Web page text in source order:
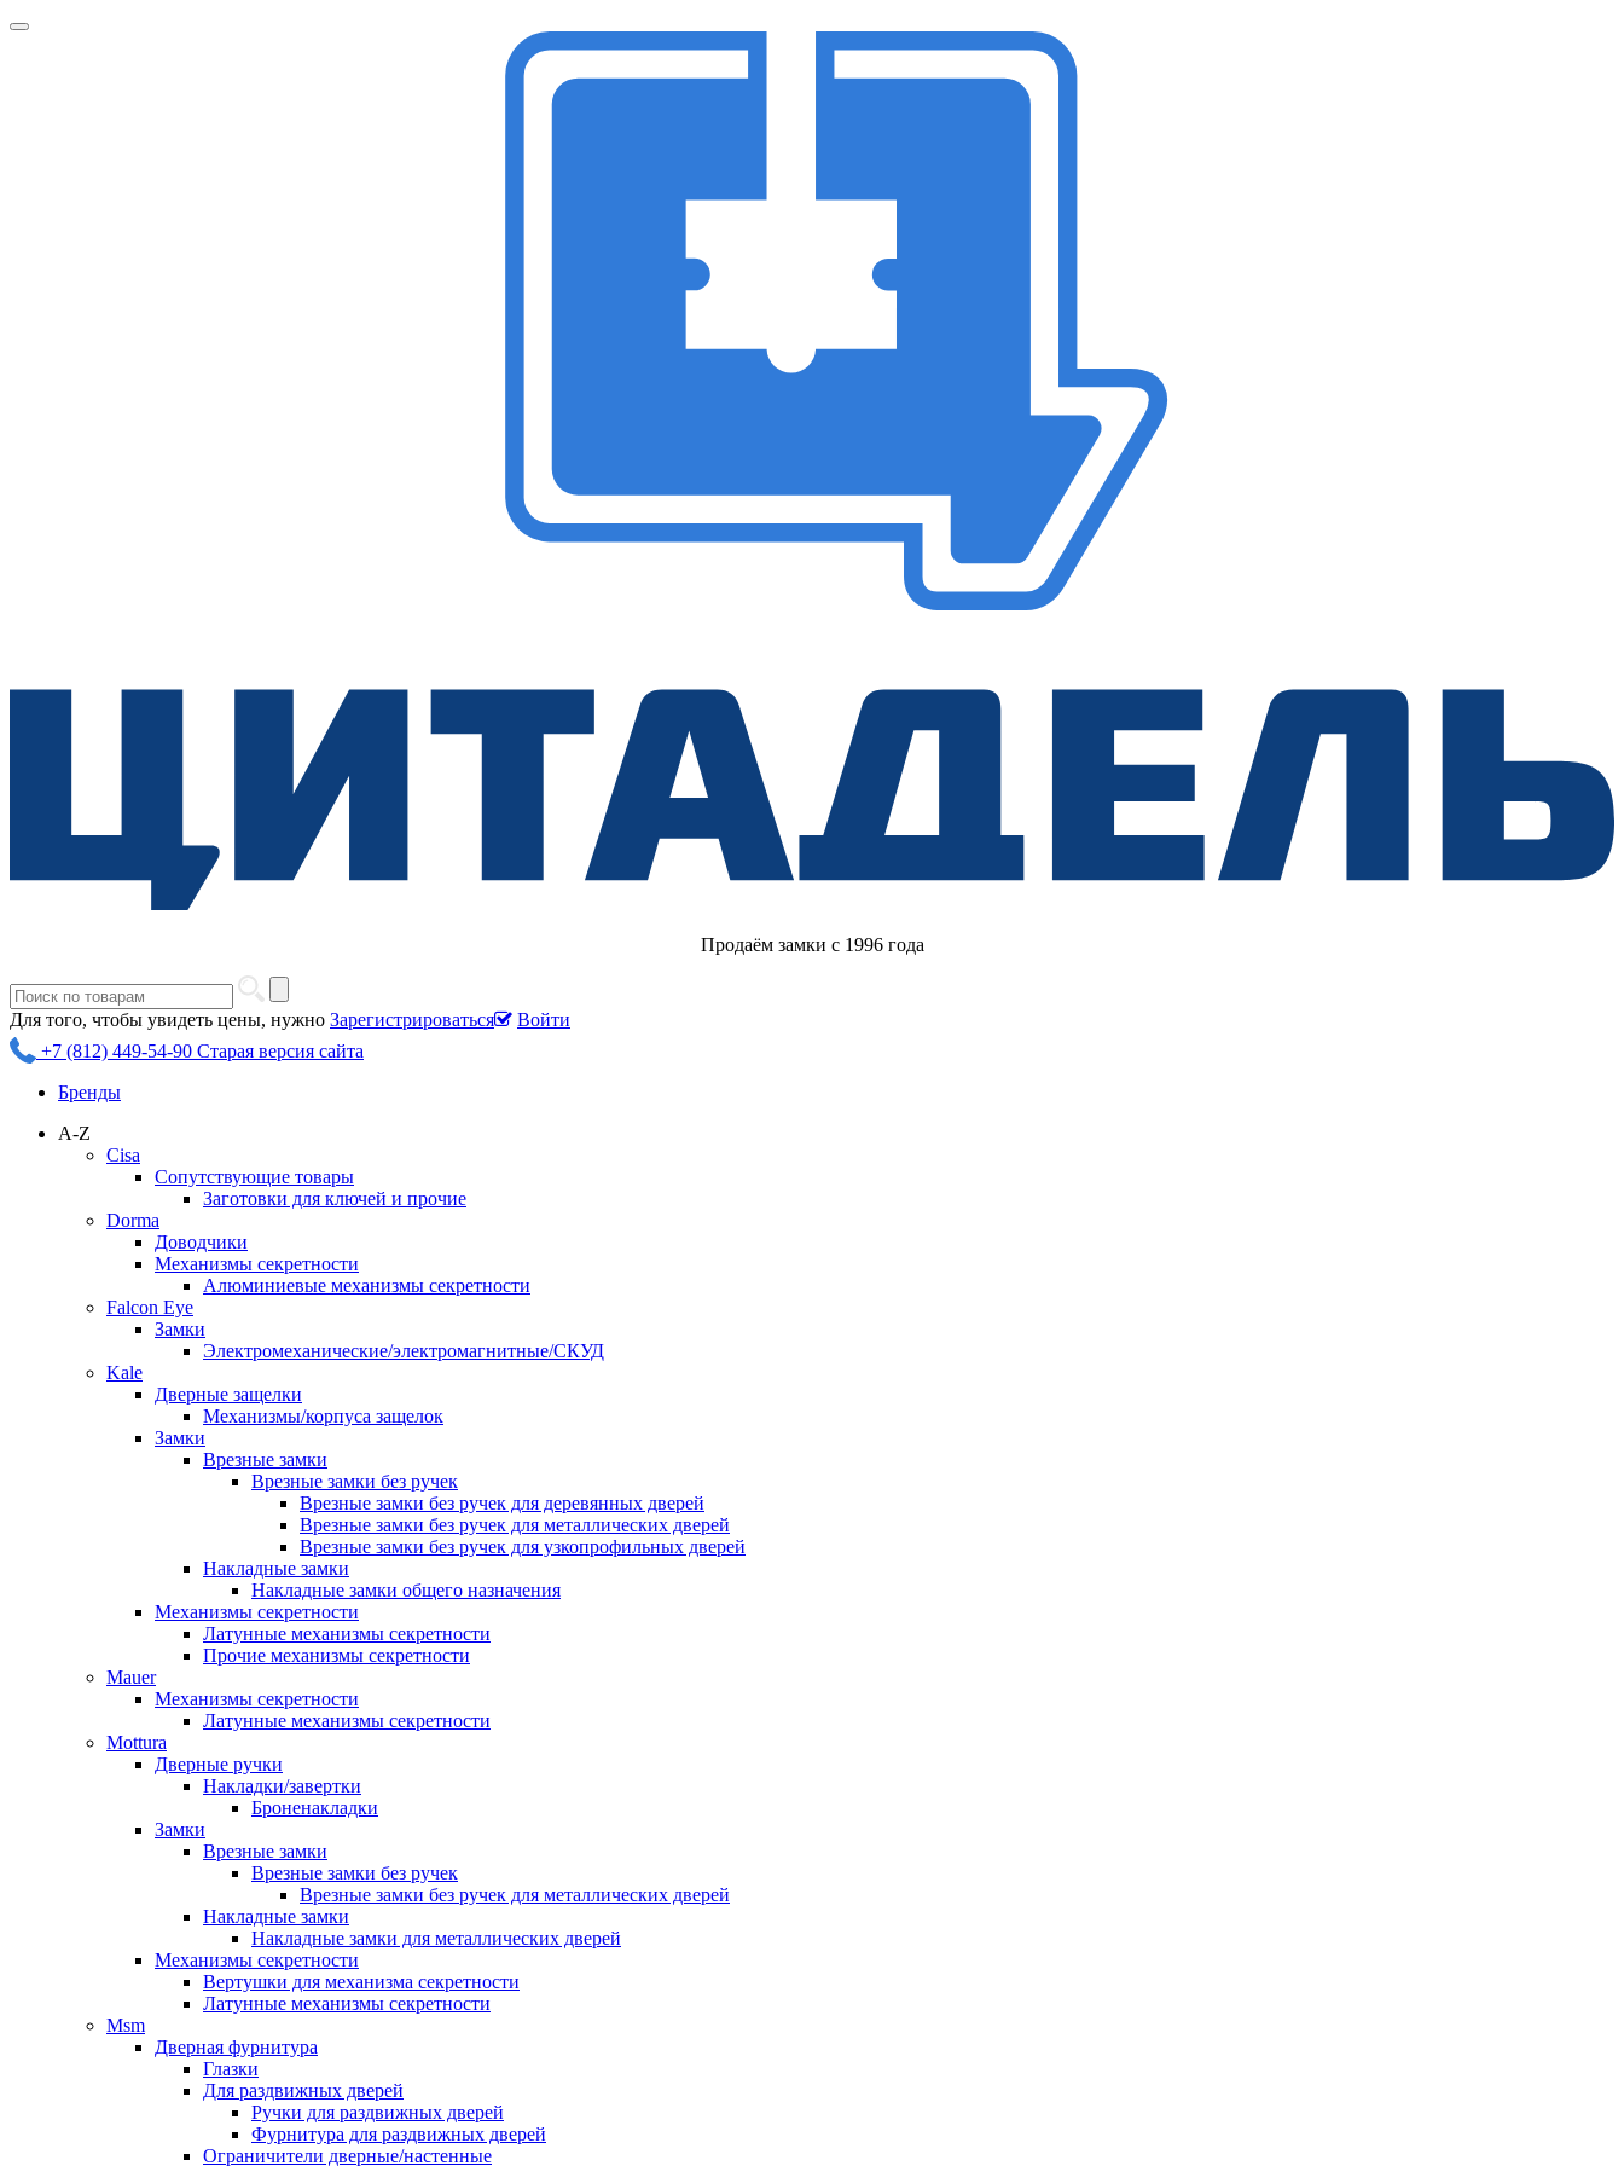
Продаём замки с 1996 года
Для того, чтобы увидеть цены, нужно Зарегистрироваться
Войти
+7 (812) 449-54-90 Старая версия сайта
Бренды
A-Z
Cisa
Сопутствующие товары
Заготовки для ключей и прочие
Dorma
Доводчики
Механизмы секретности
Алюминиевые механизмы секретности
Falcon Eye
Замки
Электромеханические/электромагнитные/СКУД
Kale
Дверные защелки
Механизмы/корпуса защелок
Замки
Врезные замки
Врезные замки без ручек
Врезные замки без ручек для деревянных дверей
Врезные замки без ручек для металлических дверей
Врезные замки без ручек для узкопрофильных дверей
Накладные замки
Накладные замки общего назначения
Механизмы секретности
Латунные механизмы секретности
Прочие механизмы секретности
Mauer
Механизмы секретности
Латунные механизмы секретности
Mottura
Дверные ручки
Накладки/завертки
Броненакладки
Замки
Врезные замки
Врезные замки без ручек
Врезные замки без ручек для металлических дверей
Накладные замки
Накладные замки для металлических дверей
Механизмы секретности
Вертушки для механизма секретности
Латунные механизмы секретности
Msm
Дверная фурнитура
Глазки
Для раздвижных дверей
Ручки для раздвижных дверей
Фурнитура для раздвижных дверей
Ограничители дверные/настенные